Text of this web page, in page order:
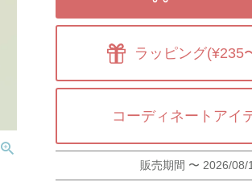
ラッピング(¥235
コーディネートアイ
販売期間 〜 2026/08/